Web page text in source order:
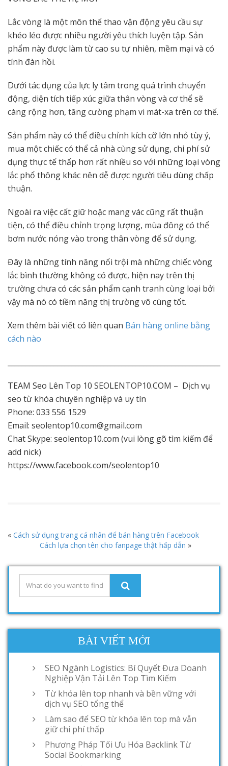
Lắc vòng là một môn thể thao vận động yêu cầu sự
khéo léo được nhiều người yêu thích luyện tập. Sản
phẩm này được làm từ cao su tự nhiên, mềm mại và có
tính đàn hồi.
Dưới tác dụng của lực ly tâm trong quá trình chuyển
động, diện tích tiếp xúc giữa thân vòng và cơ thể sẽ
càng rộng hơn, tăng cường phạm vi mát-xa trên cơ thể.
Sản phẩm này có thể điều chỉnh kích cỡ lớn nhỏ tùy ý,
mua một chiếc có thể cả nhà cùng sử dụng, chi phí sử
dụng thực tế thấp hơn rất nhiều so với những loại vòng
lắc phổ thông khác nên dễ được người tiêu dùng chấp
thuận.
Ngoài ra việc cất giữ hoặc mang vác cũng rất thuận
tiện, có thể điều chỉnh trọng lượng, mùa đông có thể
bơm nước nóng vào trong thân vòng để sử dụng.
Đây là những tính năng nổi trội mà những chiếc vòng
lắc bình thường không có được, hiện nay trên thị
trường chưa có các sản phẩm cạnh tranh cùng loại bởi
vậy mà nó có tiềm năng thị trường vô cùng tốt.
Xem thêm bài viết có liên quan Bán hàng online bằng
cách nào
TEAM Seo Lên Top 10 SEOLENTOP10.COM – Dịch vụ
seo từ khóa chuyên nghiệp và uy tín
Phone: 033 556 1529
Email: seolentop10.com@gmail.com
Chat Skype: seolentop10.com (vui lòng gõ tìm kiếm để
add nick)
https://www.facebook.com/seolentop10
« Cách sử dụng trang cá nhân để bán hàng trên Facebook
Cách lựa chọn tên cho fanpage thật hấp dẫn »
BÀI VIẾT MỚI
SEO Ngành Logistics: Bí Quyết Đưa Doanh
Nghiệp Vận Tải Lên Top Tìm Kiếm
Từ khóa lên top nhanh và bền vững với
dịch vụ SEO tổng thể
Làm sao để SEO từ khóa lên top mà vẫn
giữ chi phí thấp
Phương Pháp Tối Ưu Hóa Backlink Từ
Social Bookmarking